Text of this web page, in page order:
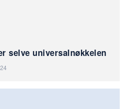
selve universalnøkkelen